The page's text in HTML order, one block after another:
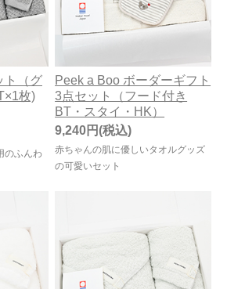
ト（グ
枚)
のふんわ
Peek a Boo ボーダーギフト
3点セット（フード付き
BT・スタイ・HK）
赤ちゃんの肌に優しいタオルグッズ
の可愛いセット
9,240円